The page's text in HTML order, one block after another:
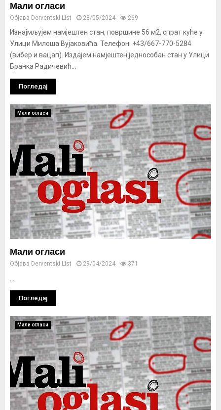
Мали огласи
Објава Derventski List 23/05/2024 269
Изнајмљујем намјештен стан, површине 56 м2, спрат куће у
Улици Милоша Вујаковића. Телефон: +43/667-770-5284
(вибер и вацап). Издајем намјештен једнособан стан у Улици
Бранка Радичевић...
Погледај
Мали огласи
Мали огласи
Објава Derventski List 29/04/2024 371
Погледај
Мали огласи